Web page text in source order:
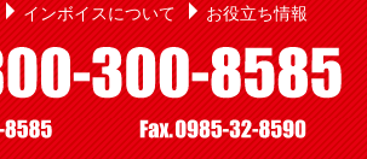
インボイスについて お役立ち情報